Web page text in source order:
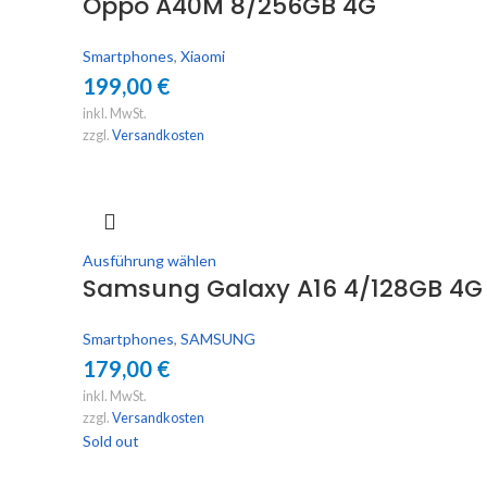
Smartphones, Xiaomi
199,00 €
inkl. MwSt.
zzgl. Versandkosten
Ausführung wählen
Samsung Galaxy A16 4/128GB 4G
Smartphones, SAMSUNG
179,00 €
inkl. MwSt.
zzgl. Versandkosten
Sold out